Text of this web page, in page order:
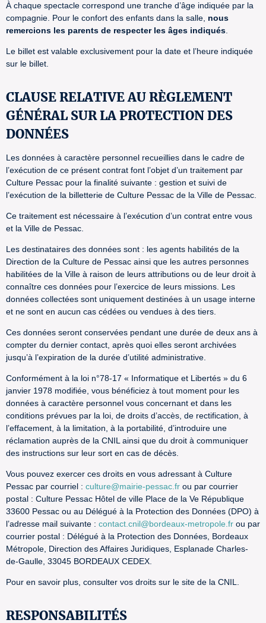
À chaque spectacle correspond une tranche d’âge indiquée par la
compagnie. Pour le confort des enfants dans la salle, nous
remercions les parents de respecter les âges indiqués
Le billet est valable exclusivement pour la date et l’heure indiquée
sur le billet.
CLAUSE RELATIVE AU RÈGLEMENT
GÉNÉRAL SUR LA PROTECTION DES
DONNÉES
Les données à caractère personnel recueillies dans le cadre de
l’exécution de ce présent contrat font l’objet d’un traitement par
Culture Pessac pour la finalité suivante : gestion et suivi de
l’exécution de la billetterie de Culture Pessac de la Ville de Pessac.
Ce traitement est nécessaire à l’exécution d’un contrat entre vous
et la Ville de Pessac.
Les destinataires des données sont : les agents habilités de la
Direction de la Culture de Pessac ainsi que les autres personnes
habilitées de la Ville à raison de leurs attributions ou de leur droit à
connaître ces données pour l’exercice de leurs missions. Les
données collectées sont uniquement destinées à un usage interne
et ne sont en aucun cas cédées ou vendues à des tiers.
Ces données seront conservées pendant une durée de deux ans à
compter du dernier contact, après quoi elles seront archivées
jusqu’à l’expiration de la durée d’utilité administrative.
Conformément à la loi n°78-17 « Informatique et Libertés » du 6
janvier 1978 modifiée, vous bénéficiez à tout moment pour les
données à caractère personnel vous concernant et dans les
conditions prévues par la loi, de droits d’accès, de rectification, à
l’effacement, à la limitation, à la portabilité, d’introduire une
réclamation auprès de la CNIL ainsi que du droit à communiquer
des instructions sur leur sort en cas de décès.
Vous pouvez exercer ces droits en vous adressant à Culture
Pessac par courriel : culture@mairie-pessac.fr ou par courrier
postal : Culture Pessac Hôtel de ville Place de la Ve République
33600 Pessac ou au Délégué à la Protection des Données (DPO) à
l’adresse mail suivante : contact.cnil@bordeaux-metropole.fr ou par
courrier postal : Délégué à la Protection des Données, Bordeaux
Métropole, Direction des Affaires Juridiques, Esplanade Charles-
de-Gaulle, 33045 BORDEAUX CEDEX.
Pour en savoir plus, consulter vos droits sur le site de la CNIL.
RESPONSABILITÉS